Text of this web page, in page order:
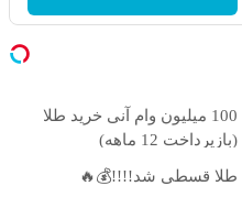
100 میلیون وام آنی خرید طلا
(بازپرداخت 12 ماهه)
طلا قسطی شد!!!!💰🔥